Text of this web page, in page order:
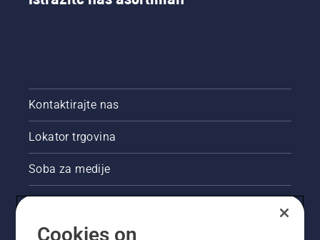
Kontaktirajte nas
Lokator trgovina
Soba za medije
Pravne informacije o proizvodu
Cookies on